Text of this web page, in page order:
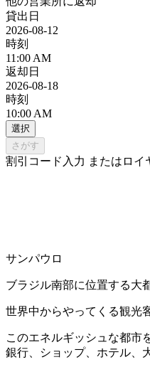
貸出日
2026-08-12
時刻
11:00 AM
返却日
2026-08-18
時刻
10:00 AM
選択
さがす
割引コード入力 またはロイ
サンパウロ
ブラジル南部に位置する大
世界中からやってくる観光
このエネルギッシュな都市
銀行、ショップ、ホテル、